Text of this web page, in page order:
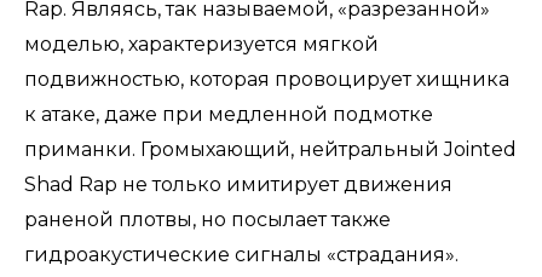
Rap. Являясь, так называемой, «разрезанной»
моделью, характеризуется мягкой
подвижностью, которая провоцирует хищника
к атаке, даже при медленной подмотке
приманки. Громыхающий, нейтральный Jointed
Shad Rap не только имитирует движения
раненой плотвы, но посылает также
гидроакустические сигналы «страдания».